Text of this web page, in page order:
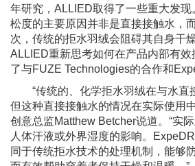
年研究，ALLIED取得了一些重大发
松度的主要原因并非是直接接触水，
次，传统的拒水羽绒会阻碍其自身干
ALLIED重新思考如何在产品内部有
了与FUZE Technologies的合作和
“传统的、化学拒水羽绒在与水直
但这种直接接触水的情况在实际使用
创意总监Matthew Betcher说道。“实
人体汗液或外界湿度的影响。
同于传统拒水技术的处理机制，能够